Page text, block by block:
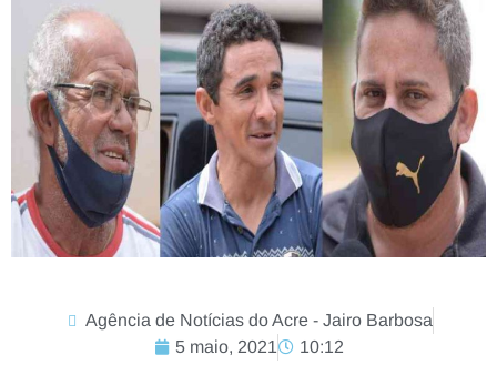
Agência de Notícias do Acre - Jairo Barbosa
5 maio, 2021
10:12